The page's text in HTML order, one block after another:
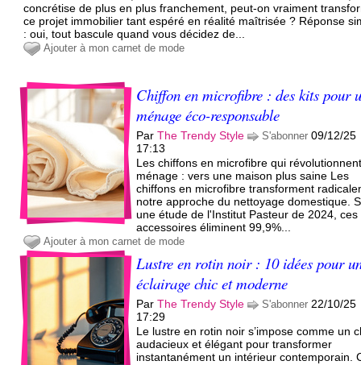
concrétise de plus en plus franchement, peut-on vraiment
ce projet immobilier tant espéré en réalité maîtrisée ? Réponse
: oui, tout bascule quand vous décidez de...
Ajouter à mon carnet de mode
Chiffon en microfibre : des kits pour
ménage éco-responsable
ParThe Trendy Style S'abonner 09/12/25
17:13
Les chiffons en microfibre qui
ménage : vers une maison plus saine Les
chiffons en microfibre transforment
notre approche du nettoyage domestique.
une étude de l'Institut Pasteur de 2024, ces
accessoires éliminent 99,9%...
Ajouter à mon carnet de mode
Lustre en rotin noir : 10 idées pour
éclairage chic et moderne
ParThe Trendy Style S'abonner 22/10/25
17:29
Le lustre en rotin noir s’impose comme un
audacieux et élégant pour transformer
instantanément un intérieur contemporain.